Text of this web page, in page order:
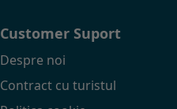
Customer Suport
Despre noi
Contract cu turistul